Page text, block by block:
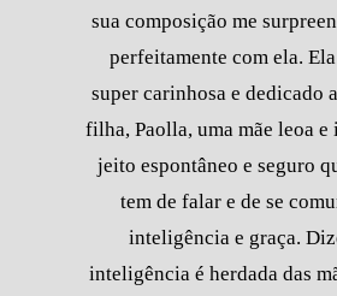
sua composição me
perfeitamente com ela.
super carinhosa e dedicado
filha, Paolla, uma mãe leoa e
jeito espontâneo e seguro
tem de falar e de se
inteligência e graça.
inteligência é herdada das